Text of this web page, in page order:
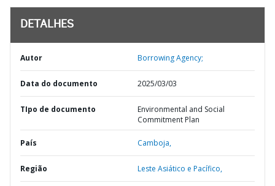
DETALHES
Autor Borrowing Agency;
Data do documento 2025/03/03
TIpo de documento
Environmental and Social
Commitment Plan
País Camboja,
Região Leste Asiático e Pacífico,